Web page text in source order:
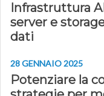
Infrastruttura
server e
dati
28 GENNAIO 2025
Potenziare la